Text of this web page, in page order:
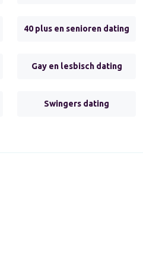
40 plus en senioren dating
Gay en lesbisch dating
Swingers dating